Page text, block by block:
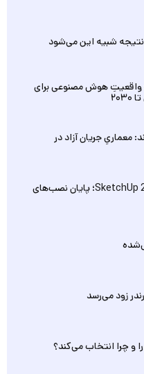
هوش مصنوعی برای
معماریِ جریان آزاد در
مهاجرت افزونه‌ها در SketchUp 2025؛ پایان نصب‌های
زود می‌رسد